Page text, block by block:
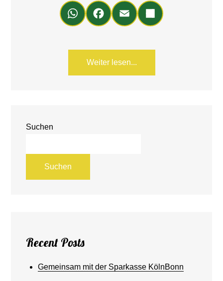
Wh
ats
Fa
ce
ok
Em
ail
Teil
en
Weiter lesen...
Suchen
Suchen
Recent Posts
Gemeinsam mit der Sparkasse KölnBonn